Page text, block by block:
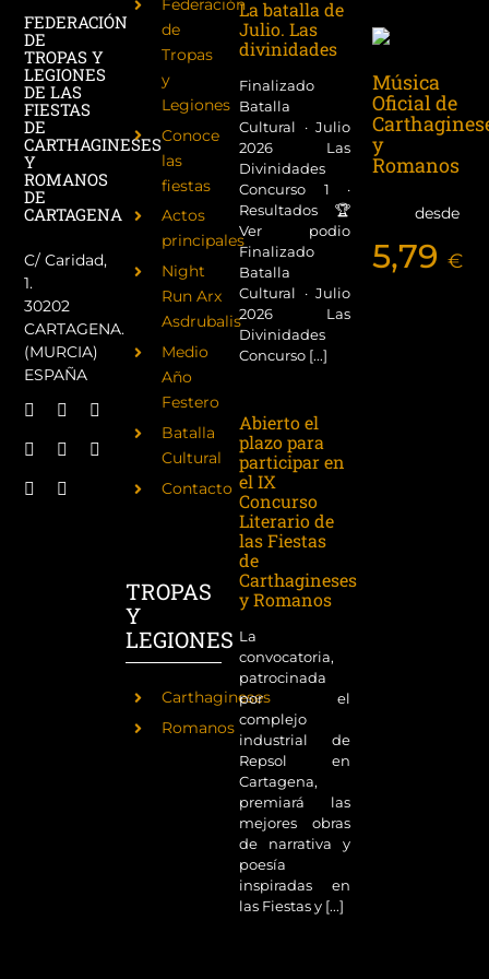
FEDERACIÓN
DE
TROPAS Y
LEGIONES
DE LAS
FIESTAS
DE
CARTHAGINESES
Y
ROMANOS
DE
CARTAGENA
C/ Caridad,
1.
30202
CARTAGENA.
(MURCIA)
ESPAÑA
Federación
de
Tropas
y
Legiones
Conoce
las
fiestas
Actos
principales
Night
Run Arx
Asdrubalis
Medio
Año
Festero
Batalla
Cultural
Contacto
TROPAS
Y
LEGIONES
Carthagineses
Romanos
La batalla de
Julio. Las
divinidades
Finalizado
Batalla
Cultural · Julio
2026 Las
Divinidades
Concurso 1 ·
Resultados 🏆
Ver podio
Finalizado
Batalla
Cultural · Julio
2026 Las
Divinidades
Concurso [...]
Abierto el
plazo para
participar en
el IX
Concurso
Literario de
las Fiestas
de
Carthagineses
y Romanos
La
convocatoria,
patrocinada
por el
complejo
industrial de
Repsol en
Cartagena,
premiará las
mejores obras
de narrativa y
poesía
inspiradas en
las Fiestas y [...]
Música
Oficial de
y
Romanos
desde
5,79€